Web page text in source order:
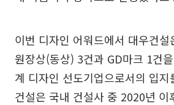
이번 디자인 어워드에서 대우건
원장상(동상) 3건과 GD마크 1건
계 디자인 선도기업으로서의 입
건설은 국내 건설사 중 2020년 이